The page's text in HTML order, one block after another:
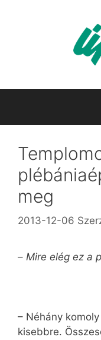
meg
2013-12-06
– Mire elég ez a
– Néhány
kisebbre.